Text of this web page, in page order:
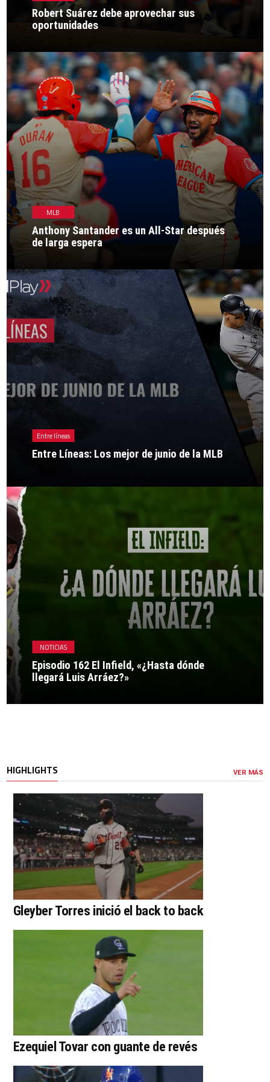
Robert Suárez debe aprovechar sus
oportunidades
MLB
Anthony Santander es un All-Star después
de larga espera
Entre líneas
Entre Líneas: Los mejor de junio de la MLB
NOTICIAS
Episodio 162 El Infield, «¿Hasta dónde
llegará Luis Arráez?»
HIGHLIGHTS VER MÁS
Gleyber Torres inició el back to back
Ezequiel Tovar con guante de revés